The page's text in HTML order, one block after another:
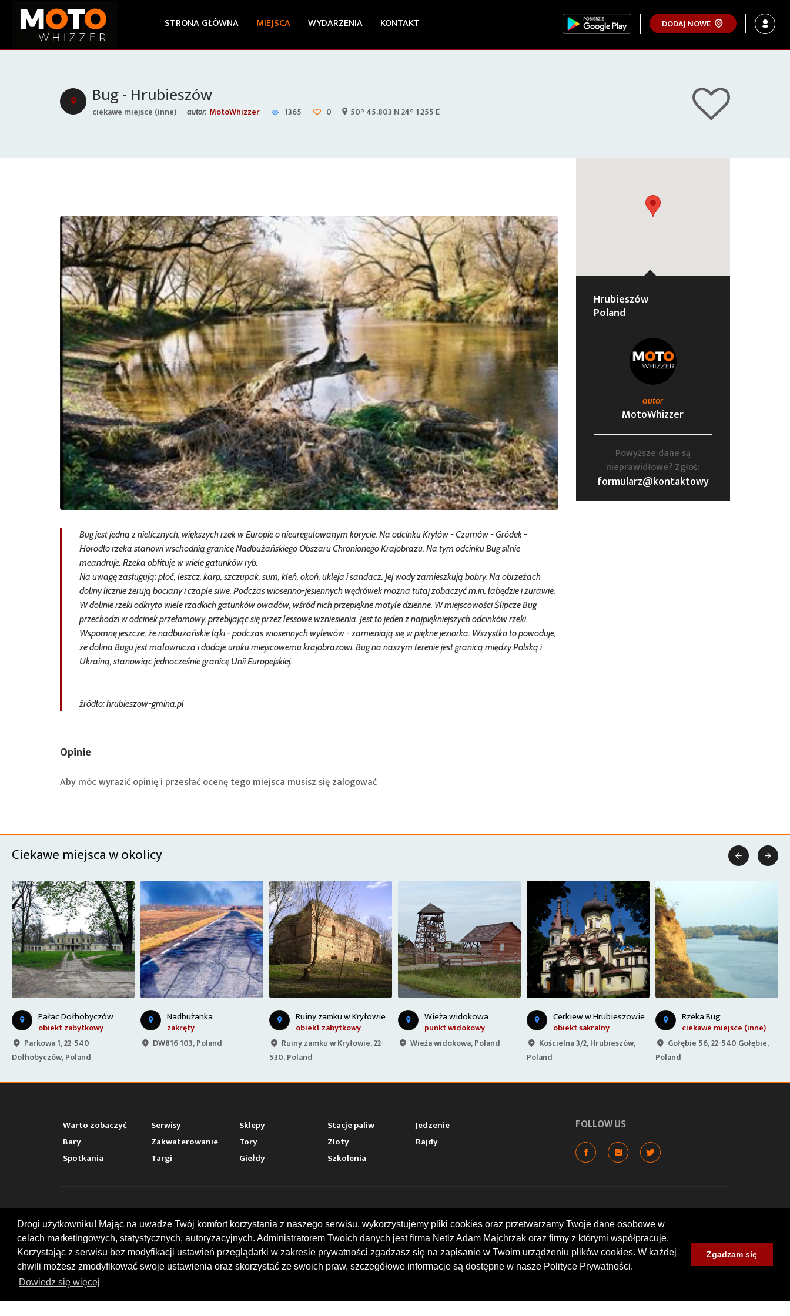
Drogi użytkowniku! Mając na uwadze Twój komfort korzystania z naszego serwisu, wykorzystujemy pliki cookies oraz przetwarzamy Twoje dane osobowe w
celach marketingowych, statystycznych, autoryzacyjnych. Administratorem Twoich danych jest firma Netiz Adam Majchrzak oraz firmy z którymi współpracuje.
Korzystając z serwisu bez modyfikacji ustawień przeglądarki w zakresie prywatności zgadzasz się na zapisanie w Twoim urządzeniu plików cookies. W każdej
chwili możesz zmodyfikować swoje ustawienia oraz skorzystać ze swoich praw, szczegółowe informacje są dostępne w nasze Polityce Prywatności.
Dowiedz się więcej
Zgadzam się
STRONA GŁÓWNA MIEJSCA WYDARZENIA KONTAKT DODAJ NOWE
Bug - Hrubieszów
ciekawe miejsce (inne) autor: MotoWhizzer 1365 0 50° 45.803 N 24° 1.255 E
Bug jest jedną z nielicznych, większych rzek w Europie o nieuregulowanym korycie. Na odcinku Kryłów - Czumów - Gródek -
Horodło rzeka stanowi wschodnią granicę Nadbużańskiego Obszaru Chronionego Krajobrazu. Na tym odcinku Bug silnie
meandruje. Rzeka obfituje w wiele gatunków ryb.
Na uwagę zasługują: płoć, leszcz, karp, szczupak, sum, kleń, okoń, ukleja i sandacz. Jej wody zamieszkują bobry. Na obrzeżach
doliny licznie żerują bociany i czaple siwe. Podczas wiosenno-jesiennych wędrówek można tutaj zobaczyć m.in. łabędzie i żurawie.
W dolinie rzeki odkryto wiele rzadkich gatunków owadów, wśród nich przepiękne motyle dzienne. W miejscowości Ślipcze Bug
przechodzi w odcinek przełomowy, przebijając się przez lessowe wzniesienia. Jest to jeden z najpiękniejszych odcinków rzeki.
Wspomnę jeszcze, że nadbużańskie łąki - podczas wiosennych wylewów - zamieniają się w piękne jeziorka. Wszystko to powoduje,
że dolina Bugu jest malownicza i dodaje uroku miejscowemu krajobrazowi. Bug na naszym terenie jest granicą między Polską i
Ukrainą, stanowiąc jednocześnie granicę Unii Europejskiej.
źródło: hrubieszow-gmina.pl
Opinie
Aby móc wyrazić opinię i przesłać ocenę tego miejsca musisz sięzalogować
Hrubieszów
Poland
autor
MotoWhizzer
Powyższe dane są
nieprawidłowe? Zgłoś:
formularz@kontaktowy
Ciekawe miejsca w okolicy
Pałac Dołhobyczów
obiekt zabytkowy
Parkowa 1, 22-540
Dołhobyczów, Poland
Nadbużanka
zakręty
DW816 103, Poland
Ruiny zamku w Kryłowie
obiekt zabytkowy
Ruiny zamku w Kryłowie, 22-
530, Poland
Wieża widokowa
punkt widokowy
Wieża widokowa, Poland
Cerkiew w Hrubieszowie
obiekt sakralny
Kościelna 3/2, Hrubieszów,
Poland
Rzeka Bug
ciekawe miejsce (inne)
Gołębie 56, 22-540 Gołębie,
Poland
 
Warto zobaczyć Serwisy Sklepy Stacje paliw
Jedzenie
Bary
Zakwaterowanie Tory Zloty
Rajdy
Spotkania
Targi Giełdy Szkolenia
FOLLOW US
© 2026 by MotoWhizzer.com
All rights reserved.
KONTAKT
ul. Chopina 16, I piętro
47-400 Racibórz
+48 519 739 378
MOTOWHIZZER.COM
Baza ciekawych miejsc motocyklowych, wartych odwiedzenia
w trakcie podróży. Przydatne lokalizacje: warsztaty, sklepy,
stacje benzynowe. Kalendarium zlotów i spotkań